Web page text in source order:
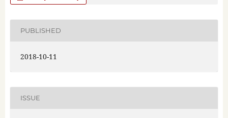
PUBLISHED
2018-10-11
ISSUE